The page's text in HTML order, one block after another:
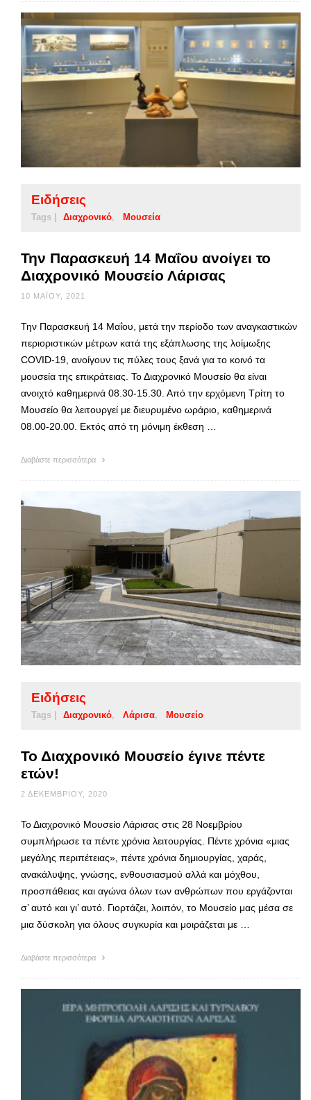
Ειδήσεις
Tags | Διαχρονικό Μουσεία
Την Παρασκευή 14 Μαΐου ανοίγει το
Διαχρονικό Μουσείο Λάρισας
10 ΜΑΪ́ΟΥ, 2021
Την Παρασκευή 14 Μαΐου, μετά την περίοδο των αναγκαστικών
περιοριστικών μέτρων κατά της εξάπλωσης της λοίμωξης
COVID-19, ανοίγουν τις πύλες τους ξανά για το κοινό τα
μουσεία της επικράτειας. Το Διαχρονικό Μουσείο θα είναι
ανοιχτό καθημερινά 08.30-15.30. Από την ερχόμενη Τρίτη το
Μουσείο θα λειτουργεί με διευρυμένο ωράριο, καθημερινά
08.00-20.00. Εκτός από τη μόνιμη έκθεση …
Διαβάστε περισσότερα
Ειδήσεις
Tags | Διαχρονικό Λάρισα Μουσείο
Το Διαχρονικό Μουσείο έγινε πέντε
ετών!
2 ΔΕΚΕΜΒΡΊΟΥ, 2020
Το Διαχρονικό Μουσείο Λάρισας στις 28 Νοεμβρίου
συμπλήρωσε τα πέντε χρόνια λειτουργίας. Πέντε χρόνια «μιας
μεγάλης περιπέτειας», πέντε χρόνια δημιουργίας, χαράς,
ανακάλυψης, γνώσης, ενθουσιασμού αλλά και μόχθου,
προσπάθειας και αγώνα όλων των ανθρώπων που εργάζονται
σ’ αυτό και γι’ αυτό. Γιορτάζει, λοιπόν, το Μουσείο μας μέσα σε
μια δύσκολη για όλους συγκυρία και μοιράζεται με …
Διαβάστε περισσότερα